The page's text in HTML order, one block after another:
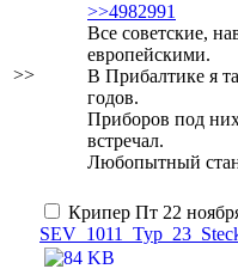
>>
>>4982991
Все советские,
европейскими.
В Прибалтике я
годов.
Приборов под
встречал.
Любопытный
Крипер Пт 22